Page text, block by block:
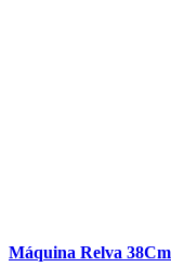
Máquina Relva